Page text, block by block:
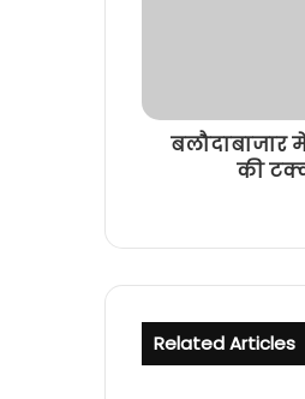
बलौदाबाजार
की
Related Articles